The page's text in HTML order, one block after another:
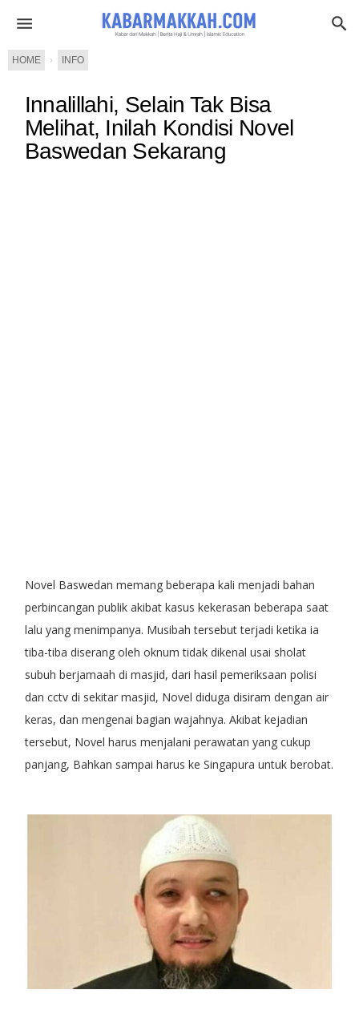
HOME › INFO
Innalillahi, Selain Tak Bisa
Melihat, Inilah Kondisi Novel
Baswedan Sekarang
Novel Baswedan memang beberapa kali menjadi bahan
perbincangan publik akibat kasus kekerasan beberapa saat
lalu yang menimpanya. Musibah tersebut terjadi ketika ia
tiba-tiba diserang oleh oknum tidak dikenal usai sholat
subuh berjamaah di masjid, dari hasil pemeriksaan polisi
dan cctv di sekitar masjid, Novel diduga disiram dengan air
keras, dan mengenai bagian wajahnya. Akibat kejadian
tersebut, Novel harus menjalani perawatan yang cukup
panjang, Bahkan sampai harus ke Singapura untuk berobat.